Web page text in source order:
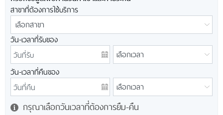
สาขาที่ต้องการใช้บริการ
วัน-เวลาที่รับของ
วัน-เวลาที่คืนของ
กรุณาเลือกวันเวลาที่ต้องการยืม-คืน